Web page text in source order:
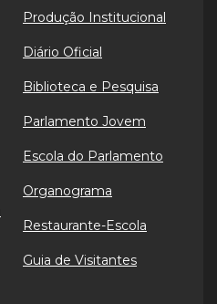
Produção Institucional
Diário Oficial
Biblioteca e Pesquisa
Parlamento Jovem
Escola do Parlamento
Organograma
Restaurante-Escola
Guia de Visitantes